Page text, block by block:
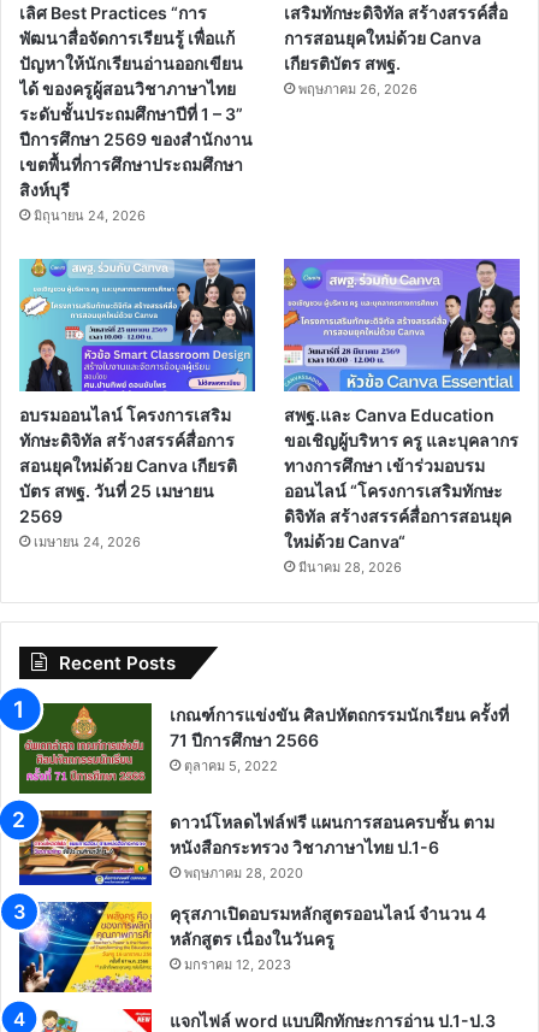
เลิศ Best Practices “การ
พัฒนาสื่อจัดการเรียนรู้ เพื่อแก้
ปัญหาให้นักเรียนอ่านออกเขียน
ได้ ของครูผู้สอนวิชาภาษาไทย
ระดับชั้นประถมศึกษาปีที่ 1 – 3”
ปีการศึกษา 2569 ของสำนักงาน
เขตพื้นที่การศึกษาประถมศึกษา
สิงห์บุรี
มิถุนายน 24, 2026
เสริมทักษะดิจิทัล สร้างสรรค์สื่อ
การสอนยุคใหม่ด้วย Canva
เกียรติบัตร สพฐ.
พฤษภาคม 26, 2026
อบรมออนไลน์ โครงการเสริม
ทักษะดิจิทัล สร้างสรรค์สื่อการ
สอนยุคใหม่ด้วย Canva เกียรติ
บัตร สพฐ. วันที่ 25 เมษายน
2569
เมษายน 24, 2026
สพฐ.และ Canva Education
ขอเชิญผู้บริหาร ครู และบุคลากร
ทางการศึกษา เข้าร่วมอบรม
ออนไลน์ “โครงการเสริมทักษะ
ดิจิทัล สร้างสรรค์สื่อการสอนยุค
ใหม่ด้วย Canva“
มีนาคม 28, 2026
Recent Posts
เกณฑ์การแข่งขัน ศิลปหัตถกรรมนักเรียน ครั้งที่
71 ปีการศึกษา 2566
ตุลาคม 5, 2022
ดาวน์โหลดไฟล์ฟรี แผนการสอนครบชั้น ตาม
หนังสือกระทรวง วิชาภาษาไทย ป.1-6
พฤษภาคม 28, 2020
คุรุสภาเปิดอบรมหลักสูตรออนไลน์ จำนวน 4
หลักสูตร เนื่องในวันครู
มกราคม 12, 2023
แจกไฟล์ word แบบฝึกทักษะการอ่าน ป.1-ป.3